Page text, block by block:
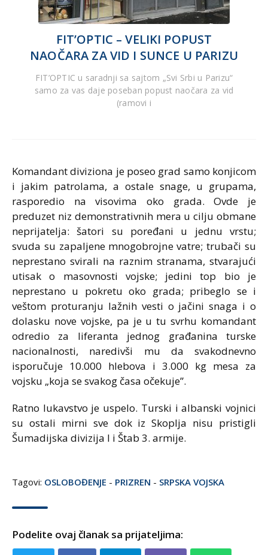
FIT’OPTIC – VELIKI POPUST
NAOČARA ZA VID I SUNCE U PARIZU
FIT’OPTIC u saradnji sa sajtom „Svi Srbi u Parizu“
samo za vas daje poseban popust naočara za vid
(ramovi i
Komandant diviziona je poseo grad samo konjicom
i jakim patrolama, a ostale snage, u grupama,
rasporedio na visovima oko grada. Ovde je
preduzet niz demonstrativnih mera u cilju obmane
neprijatelja: šatori su poređani u jednu vrstu;
svuda su zapaljene mnogobrojne vatre; trubači su
neprestano svirali na raznim stranama, stvarajući
utisak o masovnosti vojske; jedini top bio je
neprestano u pokretu oko grada; pribeglo se i
veštom proturanju lažnih vesti o jačini snaga i o
dolasku nove vojske, pa je u tu svrhu komandant
odredio za liferanta jednog građanina turske
nacionalnosti, naredivši mu da svakodnevno
isporučuje 10.000 hlebova i 3.000 kg mesa za
vojsku „koja se svakog časa očekuje”.
Ratno lukavstvo je uspelo. Turski i albanski vojnici
su ostali mirni sve dok iz Skoplja nisu pristigli
Šumadijska divizija I i Štab 3. armije.
Tagovi: OSLOBOĐENJE - PRIZREN - SRPSKA VOJSKA
Podelite ovaj članak sa prijateljima: